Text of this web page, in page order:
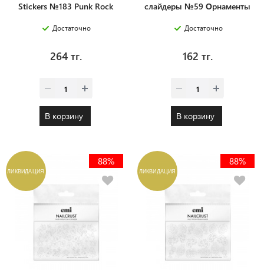
Stickers №183 Punk Rock
Достаточно
264 тг.
В корзину
слайдеры №59 Орнаменты
Достаточно
162 тг.
В корзину
ЛИКВИДАЦИЯ
88%
ЛИКВИДАЦИЯ
88%